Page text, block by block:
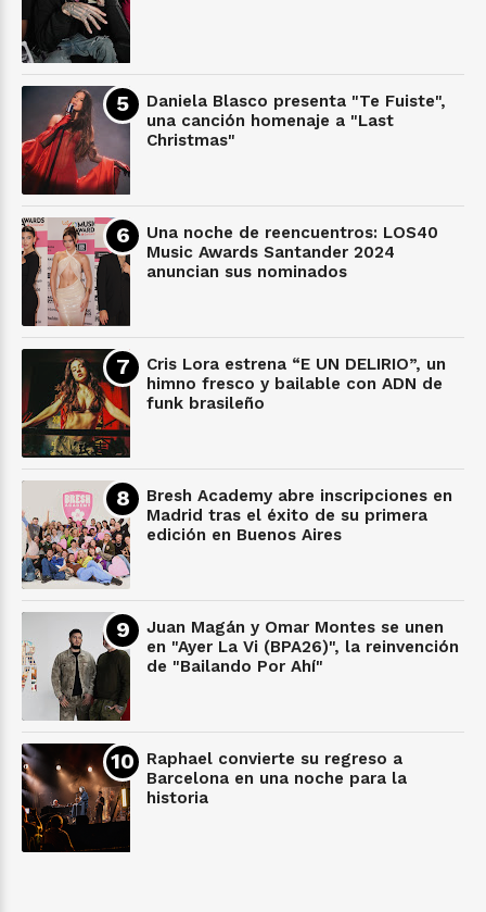
Daniela Blasco presenta "Te Fuiste",
una canción homenaje a "Last
Christmas"
Una noche de reencuentros: LOS40
Music Awards Santander 2024
anuncian sus nominados
Cris Lora estrena “E UN DELIRIO”, un
himno fresco y bailable con ADN de
funk brasileño
Bresh Academy abre inscripciones en
Madrid tras el éxito de su primera
edición en Buenos Aires
Juan Magán y Omar Montes se unen
en "Ayer La Vi (BPA26)", la reinvención
de "Bailando Por Ahí"
Raphael convierte su regreso a
Barcelona en una noche para la
historia